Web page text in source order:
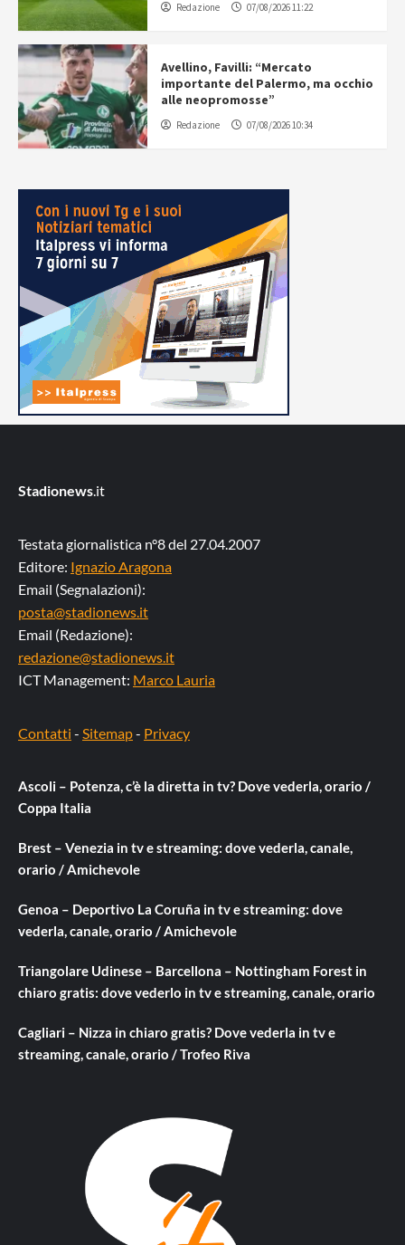
Redazione 07/08/2026 11:22
Avellino, Favilli: “Mercato
importante del Palermo, ma occhio
alle neopromosse”
Redazione 07/08/2026 10:34
Stadionews.it
Testata giornalistica n°8 del 27.04.2007
Editore: Ignazio Aragona
Email (Segnalazioni):
posta@stadionews.it
Email (Redazione):
redazione@stadionews.it
ICT Management: Marco Lauria
Contatti - Sitemap- Privacy
Ascoli – Potenza, c’è la diretta in tv? Dove vederla, orario /
Coppa Italia
Brest – Venezia in tv e streaming: dove vederla, canale,
orario / Amichevole
Genoa – Deportivo La Coruña in tv e streaming: dove
vederla, canale, orario / Amichevole
Triangolare Udinese – Barcellona – Nottingham Forest in
chiaro gratis: dove vederlo in tv e streaming, canale, orario
Cagliari – Nizza in chiaro gratis? Dove vederla in tv e
streaming, canale, orario / Trofeo Riva